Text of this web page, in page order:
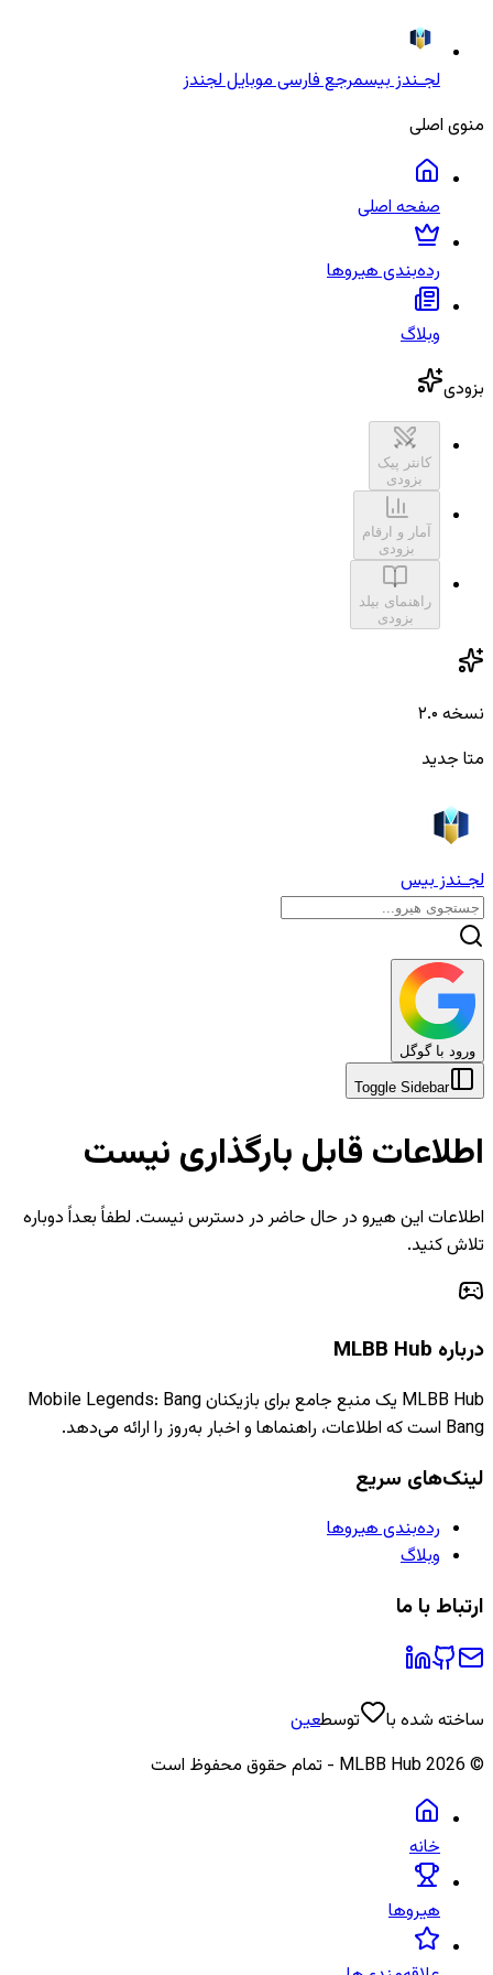
لجـندز بیسمرجع فارسی موبایل لجندز
منوی اصلی
صفحه اصلی
رده‌بندی هیروها
وبلاگ
بزودی
کانتر پیک
بزودی
آمار و ارقام
بزودی
راهنمای بیلد
بزودی
نسخه ۲.۰
متا جدید
لجـندز بیس
ورود با گوگل
Toggle Sidebar
اطلاعات قابل بارگذاری نیست
اطلاعات این هیرو در حال حاضر در دسترس نیست. لطفاً بعداً دوباره
تلاش کنید.
درباره MLBB Hub
MLBB Hub یک منبع جامع برای بازیکنان Mobile Legends: Bang
Bang است که اطلاعات، راهنماها و اخبار به‌روز را ارائه می‌دهد.
لینک‌های سریع
رده‌بندی هیروها
وبلاگ
ارتباط با ما
ساخته شده با توسطعین
©
2026
خانه
هیروها